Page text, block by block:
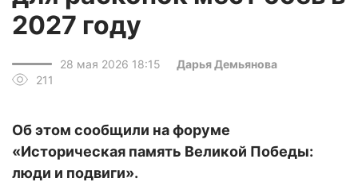
2027 году
28 мая 2026 18:15
Дарья Демьянова
211
Об этом сообщили на форуме
«Историческая память Великой Победы:
люди и подвиги».